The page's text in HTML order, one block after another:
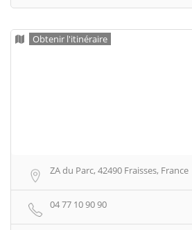
Obtenir l'itinéraire
ZA du Parc, 42490 Fraisses, France
04 77 10 90 90